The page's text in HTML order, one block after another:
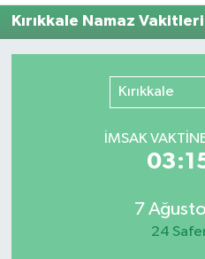
Kırıkkale Namaz Vakitleri
Kırıkkale
İMSAK
7
24
Son Dakika Haberleri